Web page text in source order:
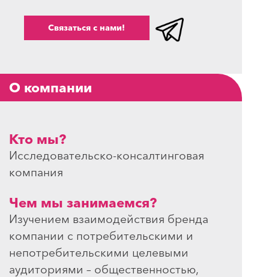
Связаться с нами!
О компании
Кто мы?
Исследовательско-консалтинговая
компания
Чем мы занимаемся?
Изучением взаимодействия бренда
компании с потребительскими и
непотребительскими целевыми
аудиториями – общественностью,